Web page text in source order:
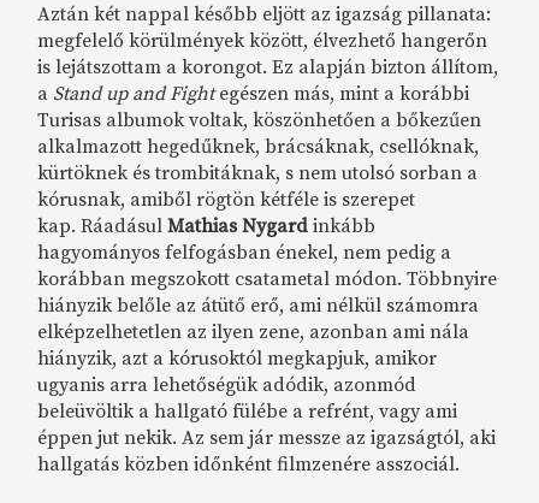
Aztán két nappal később eljött az igazság pillanata:
megfelelő körülmények között, élvezhető hangerőn
is lejátszottam a korongot. Ez alapján bizton állítom,
a Stand up and Fightegészen más, mint a korábbi
Turisas albumok voltak, köszönhetően a bőkezűen
alkalmazott hegedűknek, brácsáknak, csellóknak,
kürtöknek és trombitáknak, s nem utolsó sorban a
kórusnak, amiből rögtön kétféle is szerepet
kap. RáadásulMathias Nygard inkább
hagyományos felfogásban énekel, nem pedig a
korábban megszokott csatametal módon. Többnyire
hiányzik belőle az átütő erő, ami nélkül számomra
elképzelhetetlen az ilyen zene, azonban ami nála
hiányzik, azt a kórusoktól megkapjuk, amikor
ugyanis arra lehetőségük adódik, azonmód
beleüvöltik a hallgató fülébe a refrént, vagy ami
éppen jut nekik. Az sem jár messze az igazságtól, aki
hallgatás közben időnként filmzenére asszociál.